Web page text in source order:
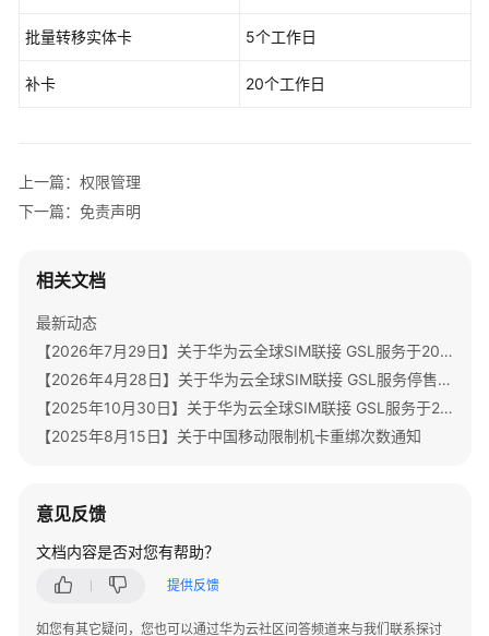
优
景
功
计
费
说
管
理
SLA
指
批量转移实体卡 5个工作日
补卡 20个工作日
上一篇：权限管理
下一篇：免责声明
相关文档
最新动态
【2026年7月29日】关于华为云全球SIM联接 GSL服务于2026年07月31日00:00（北京时间）停售通知
【2026年4月28日】关于华为云全球SIM联接 GSL服务停售时间调整通知
【2025年10月30日】关于华为云全球SIM联接 GSL服务于2026年04月30日00:00（北京时间）停售通知
【2025年8月15日】关于中国移动限制机卡重绑次数通知
意见反馈
文档内容是否对您有帮助？
提供反馈
如您有其它疑问，您也可以通过华为云社区问答频道来与我们联系探讨